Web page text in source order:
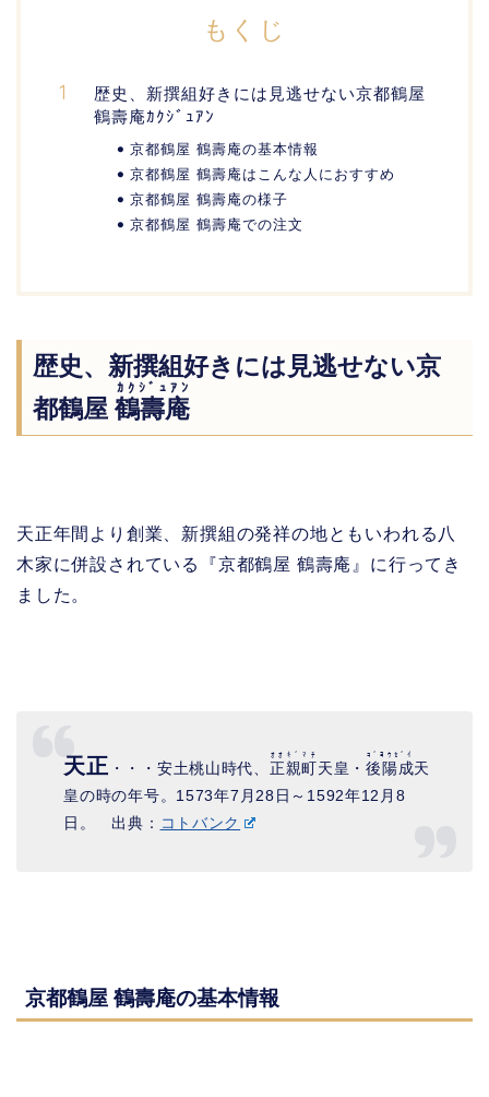
もくじ
歴史、新撰組好きには見逃せない京都鶴屋
鶴壽庵ｶｸｼﾞｭｱﾝ
京都鶴屋 鶴壽庵の基本情報
京都鶴屋 鶴壽庵はこんな人におすすめ
京都鶴屋 鶴壽庵の様子
京都鶴屋 鶴壽庵での注文
歴史、新撰組好きには見逃せない京
都鶴屋鶴壽庵
ｶｸｼﾞｭｱﾝ
天正年間より創業、新撰組の発祥の地ともいわれる八
木家に併設されている『京都鶴屋 鶴壽庵』に行ってき
ました。
天正 ・・・安土桃山時代、 正親町
ｵｵｷﾞﾏﾁ
天皇・後陽成
ｺﾞﾖｳｾﾞｲ
天
皇の時の年号。1573年7月28日～1592年12月8
日。 出典： コトバンク
京都鶴屋 鶴壽庵の基本情報